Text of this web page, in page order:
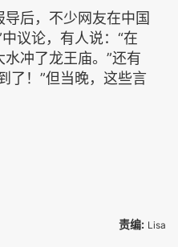
后，不少网友在中国
议论，有人说：“在
冲了龙王庙。”还有
了！”但当晚，这些言
责编: Lisa